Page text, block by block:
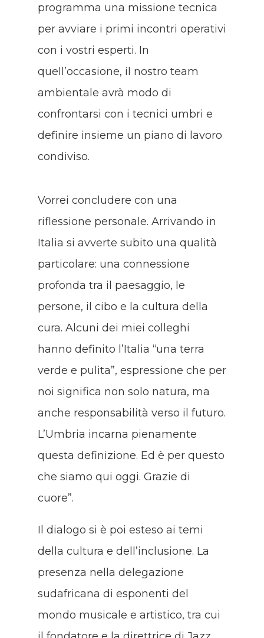
programma una missione tecnica
per avviare i primi incontri operativi
con i vostri esperti. In
quell’occasione, il nostro team
ambientale avrà modo di
confrontarsi con i tecnici umbri e
definire insieme un piano di lavoro
condiviso.
Vorrei concludere con una
riflessione personale. Arrivando in
Italia si avverte subito una qualità
particolare: una connessione
profonda tra il paesaggio, le
persone, il cibo e la cultura della
cura. Alcuni dei miei colleghi
hanno definito l’Italia “una terra
verde e pulita”, espressione che per
noi significa non solo natura, ma
anche responsabilità verso il futuro.
L’Umbria incarna pienamente
questa definizione. Ed è per questo
che siamo qui oggi. Grazie di
cuore”.
Il dialogo si è poi esteso ai temi
della cultura e dell’inclusione. La
presenza nella delegazione
sudafricana di esponenti del
mondo musicale e artistico, tra cui